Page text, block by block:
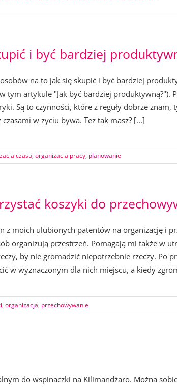
i być bardziej
na to jak się skupić i być bardziej
tym artykule "Jak być bardziej produktywną?").
Są to czynności, które z reguły dobrze
w życiu bywa. Też tak masz? [...]
czasu, organizacja pracy, planowanie
koszyki do
z moich ulubionych patentów na organizację i
organizują przestrzeń. Pomagają mi także w
by nie gromadzić niepotrzebnie rzeczy. Po
w wyznaczonym dla nich miejscu, a kiedy
, organizacja, przechowywanie
do wspinaczki na Kilimandżaro. Można